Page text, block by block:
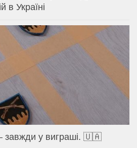
в Україні
завжди у виграші. 🇺🇦